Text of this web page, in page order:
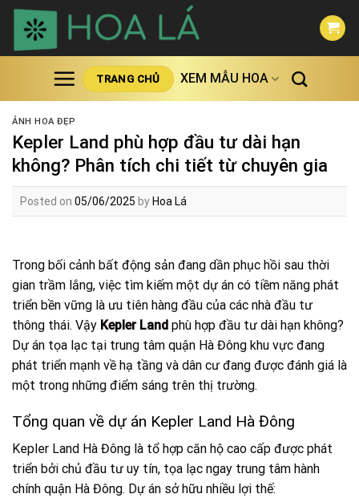
Skip
content
TRANG CHỦ XEM MẪU HOA
ẢNH HOA ĐẸP
Kepler Land phù hợp đầu tư dài hạn
không? Phân tích chi tiết từ chuyên gia
Posted on 05/06/2025 by Hoa Lá
Trong bối cảnh bất động sản đang dần phục hồi sau thời
gian trầm lắng, việc tìm kiếm một dự án có tiềm năng phát
triển bền vững là ưu tiên hàng đầu của các nhà đầu tư
thông thái. Vậy Kepler Land phù hợp đầu tư dài hạn không?
Dự án tọa lạc tại trung tâm quận Hà Đông khu vực đang
phát triển mạnh về hạ tầng và dân cư đang được đánh giá là
một trong những điểm sáng trên thị trường.
Tổng quan về dự án Kepler Land Hà Đông
Kepler Land Hà Đông là tổ hợp căn hộ cao cấp được phát
triển bởi chủ đầu tư uy tín, tọa lạc ngay trung tâm hành
chính quận Hà Đông. Dự án sở hữu nhiều lợi thế: